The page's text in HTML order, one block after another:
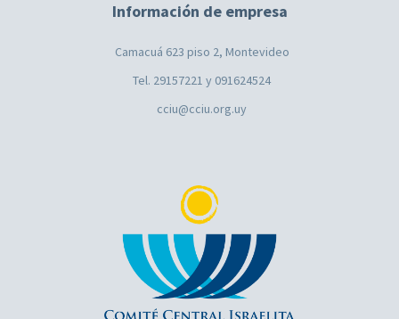
Información de empresa
Camacuá 623 piso 2, Montevideo
Tel. 29157221 y 091624524
cciu@cciu.org.uy